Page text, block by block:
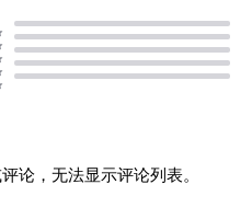
论，无法显示评论列表。